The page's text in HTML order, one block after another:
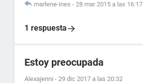
marlene-ines - 28 mar 2015 a las 16:17
1 respuesta
Estoy preocupada
Alexajenni - 29 dic 2017 a las 20:32